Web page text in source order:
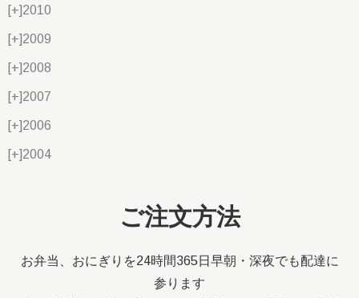
[+]2010
[+]2009
[+]2008
[+]2007
[+]2006
[+]2004
ご注文方法
お弁当、おにぎりを24時間365日早朝・深夜でも配達に
参ります